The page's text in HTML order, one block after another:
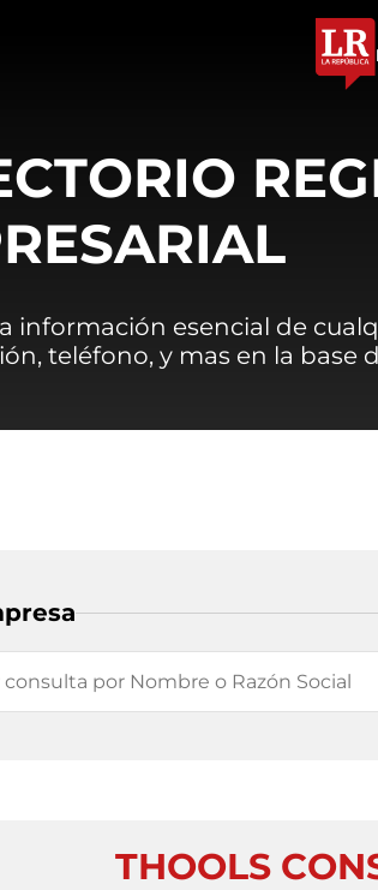
información esencial de
teléfono, y mas en la
THOOLS